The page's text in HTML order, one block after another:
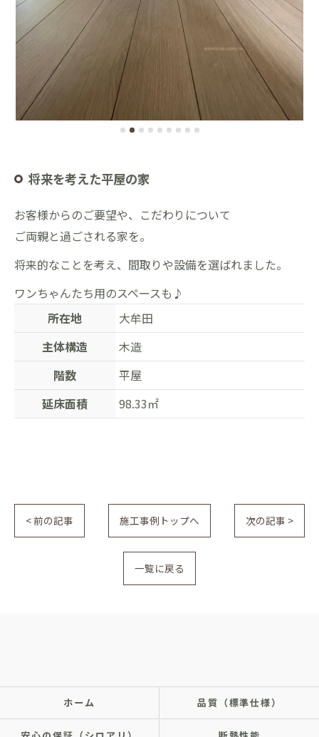
将来を考えた平屋の家
お客様からのご要望や、 こだわりについて
ご両親と過ごされる家を。
将来的なことを考え、間取りや設備を選ばれました。
ワンちゃんたち用のスペースも♪
所在地
大牟田
主体構造
木造
階数
平屋
延床面積
98.33㎡
< 前の記事 施工事例トップへ 次の記事 >
一覧に戻る
ホーム 品質（標準仕様）